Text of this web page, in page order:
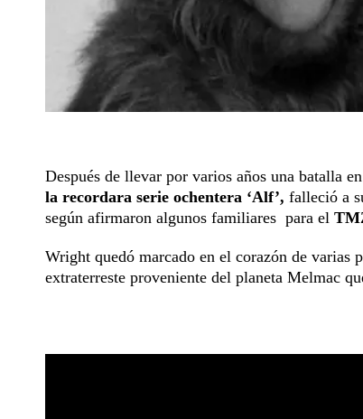
Después de llevar por varios años una batalla
la recordara serie ochentera ‘Alf’, falleció a
según afirmaron algunos familiares para el
Wright quedó marcado en el corazón de varias
extraterreste proveniente del planeta Melmac